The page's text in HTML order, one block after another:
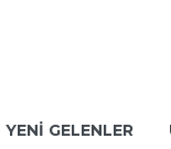
YENİ GELENLER